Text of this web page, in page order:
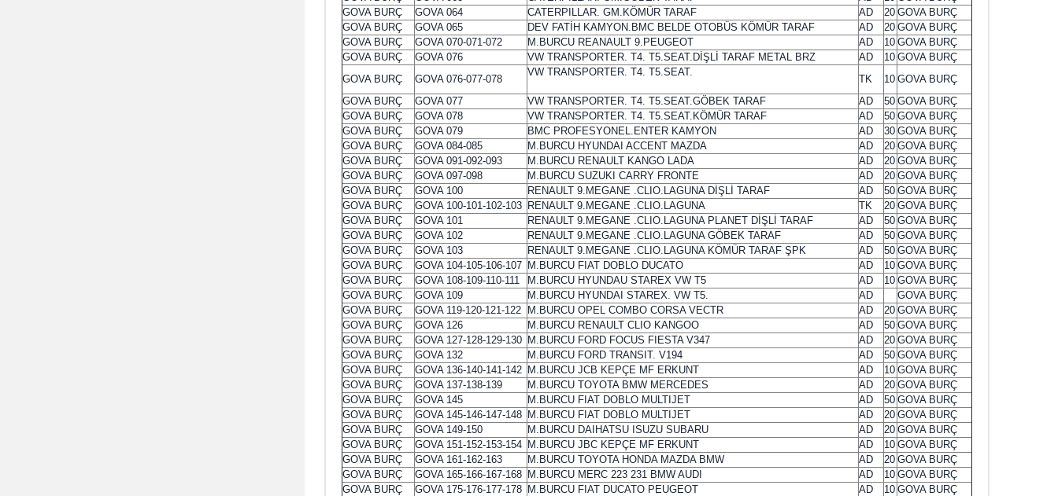
GOVA BURÇ
GOVA 064 CATERPILLAR. GM.KÖMÜR TARAF AD 20 GOVA BURÇ
GOVA BURÇ
GOVA 065 DEV FATİH KAMYON.BMC BELDE OTOBÜS KÖMÜR TARAF AD 20 GOVA BURÇ
GOVA BURÇ
GOVA 070-071-072 M.BURCU REANAULT 9.PEUGEOT AD 10 GOVA BURÇ
GOVA BURÇ
GOVA 076 VW TRANSPORTER. T4. T5.SEAT.DİŞLİ TARAF METAL BRZ AD 10 GOVA BURÇ
GOVA BURÇ
GOVA 076-077-078
VW TRANSPORTER. T4. T5.SEAT.
TK 10 GOVA BURÇ
GOVA BURÇ
GOVA 077 VW TRANSPORTER. T4. T5.SEAT.GÖBEK TARAF AD 50 GOVA BURÇ
GOVA BURÇ
GOVA 078 VW TRANSPORTER. T4. T5.SEAT.KÖMÜR TARAF AD 50 GOVA BURÇ
GOVA BURÇ
GOVA 079 BMC PROFESYONEL.ENTER KAMYON AD 30 GOVA BURÇ
GOVA BURÇ
GOVA 084-085 M.BURCU HYUNDAI ACCENT MAZDA AD 20 GOVA BURÇ
GOVA BURÇ
GOVA 091-092-093 M.BURCU RENAULT KANGO LADA AD 20 GOVA BURÇ
GOVA BURÇ
GOVA 097-098 M.BURCU SUZUKI CARRY FRONTE AD 20 GOVA BURÇ
GOVA BURÇ
GOVA 100 RENAULT 9.MEGANE .CLIO.LAGUNA DİŞLİ TARAF AD 50 GOVA BURÇ
GOVA BURÇ
GOVA 100-101-102-103 RENAULT 9.MEGANE .CLIO.LAGUNA TK 20 GOVA BURÇ
GOVA BURÇ
GOVA 101 RENAULT 9.MEGANE .CLIO.LAGUNA PLANET DİŞLİ TARAF AD 50 GOVA BURÇ
GOVA BURÇ
GOVA 102 RENAULT 9.MEGANE .CLIO.LAGUNA GÖBEK TARAF AD 50 GOVA BURÇ
GOVA BURÇ
GOVA 103 RENAULT 9.MEGANE .CLIO.LAGUNA KÖMÜR TARAF ŞPK AD 50 GOVA BURÇ
GOVA BURÇ
GOVA 104-105-106-107 M.BURCU FIAT DOBLO DUCATO AD 10 GOVA BURÇ
GOVA BURÇ
GOVA 108-109-110-111 M.BURCU HYUNDAU STAREX VW T5 AD 10 GOVA BURÇ
GOVA BURÇ
GOVA 109 M.BURCU HYUNDAI STAREX. VW T5. AD
GOVA BURÇ
GOVA BURÇ
GOVA 119-120-121-122 M.BURCU OPEL COMBO CORSA VECTR AD 20 GOVA BURÇ
GOVA BURÇ
GOVA 126 M.BURCU RENAULT CLIO KANGOO AD 50 GOVA BURÇ
GOVA BURÇ
GOVA 127-128-129-130 M.BURCU FORD FOCUS FIESTA V347 AD 20 GOVA BURÇ
GOVA BURÇ
GOVA 132 M.BURCU FORD TRANSIT. V194 AD 50 GOVA BURÇ
GOVA BURÇ
GOVA 136-140-141-142 M.BURCU JCB KEPÇE MF ERKUNT AD 10 GOVA BURÇ
GOVA BURÇ
GOVA 137-138-139 M.BURCU TOYOTA BMW MERCEDES AD 20 GOVA BURÇ
GOVA BURÇ
GOVA 145 M.BURCU FIAT DOBLO MULTIJET AD 50 GOVA BURÇ
GOVA BURÇ
GOVA 145-146-147-148 M.BURCU FIAT DOBLO MULTIJET AD 20 GOVA BURÇ
GOVA BURÇ
GOVA 149-150 M.BURCU DAIHATSU ISUZU SUBARU AD 20 GOVA BURÇ
GOVA BURÇ
GOVA 151-152-153-154 M.BURCU JBC KEPÇE MF ERKUNT AD 10 GOVA BURÇ
GOVA BURÇ
GOVA 161-162-163 M.BURCU TOYOTA HONDA MAZDA BMW AD 20 GOVA BURÇ
GOVA BURÇ
GOVA 165-166-167-168 M.BURCU MERC 223 231 BMW AUDI AD 10 GOVA BURÇ
GOVA BURÇ
GOVA 175-176-177-178 M.BURCU FIAT DUCATO PEUGEOT AD 10 GOVA BURÇ